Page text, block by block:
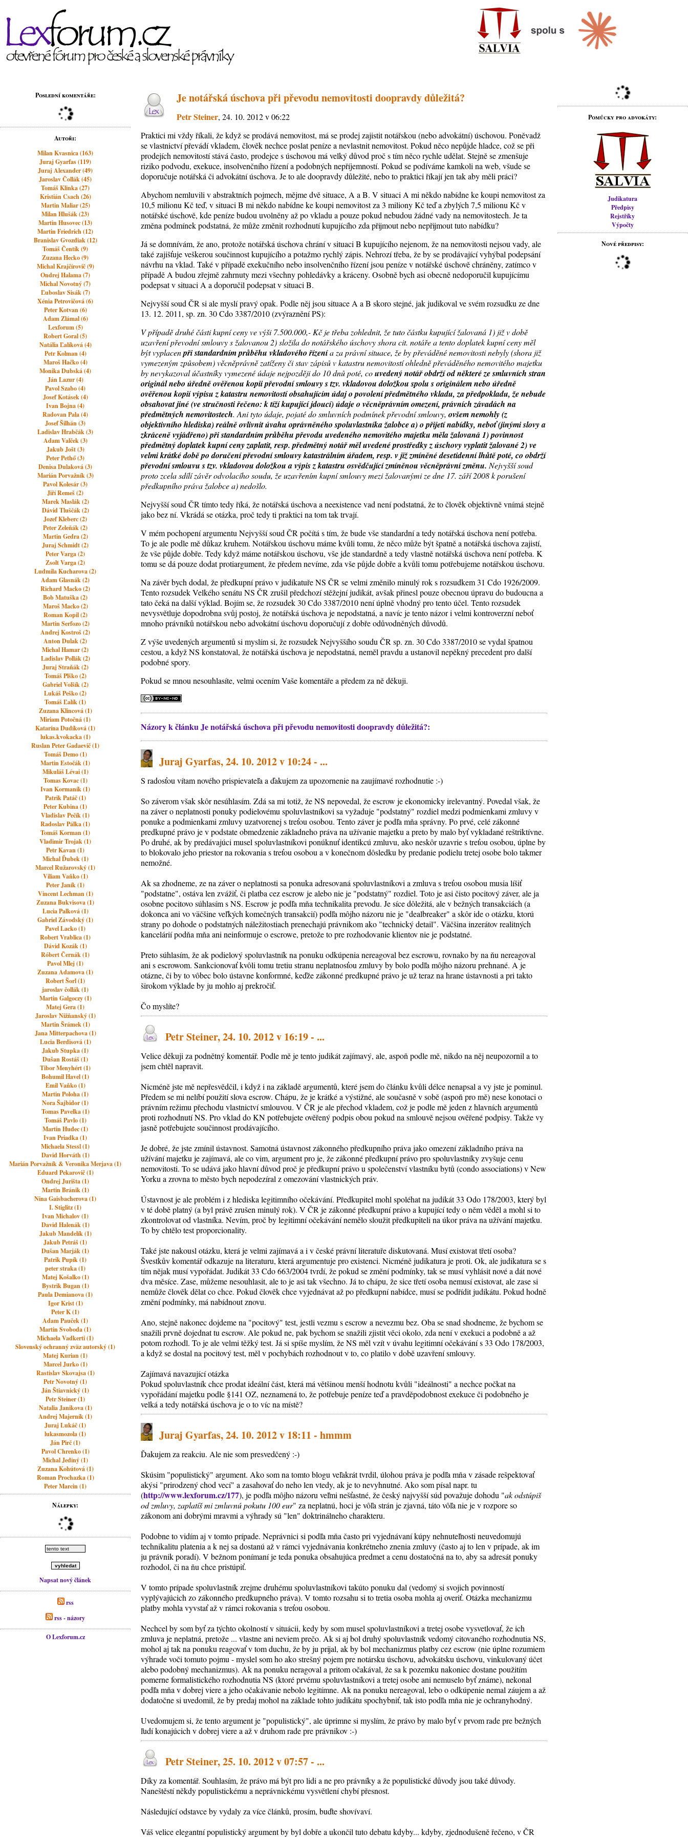
Poslední komentáře:
Autoři:
Milan Kvasnica (163)
Juraj Gyarfas (119)
Juraj Alexander (49)
Jaroslav Čollák (45)
Tomáš Klinka (27)
Kristián Csach (26)
Martin Maliar (25)
Milan Hlušák (23)
Martin Husovec (13)
Martin Friedrich (12)
Branislav Gvozdiak (12)
Tomáš Čentík (9)
Zuzana Hecko (9)
Michal Krajčírovič (9)
Ondrej Halama (7)
Michal Novotný (7)
Ľuboslav Sisák (7)
Xénia Petrovičová (6)
Peter Kotvan (6)
Adam Zlámal (6)
Lexforum (5)
Robert Goral (5)
Natália Ľalíková (4)
Petr Kolman (4)
Maroš Hačko (4)
Monika Dubská (4)
Ján Lazur (4)
Pavol Szabo (4)
Josef Kotásek (4)
Ivan Bojna (4)
Radovan Pala (4)
Josef Šilhán (3)
Ladislav Hrabčák (3)
Adam Valček (3)
Jakub Jošt (3)
Peter Pethő (3)
Denisa Dulaková (3)
Marián Porvažník (3)
Pavol Kolesár (3)
Jiří Remeš (2)
Marek Maslák (2)
Dávid Tluščák (2)
Jozef Kleberc (2)
Peter Zeleňák (2)
Martin Gedra (2)
Juraj Schmidt (2)
Peter Varga (2)
Zsolt Varga (2)
Ludmila Kucharova (2)
Adam Glasnák (2)
Richard Macko (2)
Bob Matuška (2)
Maroš Macko (2)
Roman Kopil (2)
Martin Serfozo (2)
Andrej Kostroš (2)
Anton Dulak (2)
Michal Hamar (2)
Ladislav Pollák (2)
Juraj Straňák (2)
Tomáš Plško (2)
Gabriel Volšík (2)
Lukáš Peško (2)
Tomáš Ľalík (1)
Zuzana Klincová (1)
Miriam Potočná (1)
Katarína Dudíková (1)
lukas.kvokacka (1)
Ruslan Peter Gadaevič (1)
Tomáš Demo (1)
Martin Estočák (1)
Mikuláš Lévai (1)
Tomas Kovac (1)
Ivan Kormaník (1)
Patrik Patáč (1)
Peter Kubina (1)
Vladislav Pečík (1)
Radoslav Pálka (1)
Tomáš Korman (1)
Vladimir Trojak (1)
Petr Kavan (1)
Michal Ďubek (1)
Marcel Ružarovský (1)
Viliam Vaňko (1)
Peter Janík (1)
Vincent Lechman (1)
Zuzana Bukvisova (1)
Lucia Palková (1)
Gabriel Závodský (1)
Pavel Lacko (1)
Robert Vrablica (1)
Dávid Kozák (1)
Róbert Černák (1)
Pavol Mlej (1)
Zuzana Adamova (1)
Robert Šorl (1)
jaroslav čollák (1)
Martin Galgoczy (1)
Matej Gera (1)
Jaroslav Nižňanský (1)
Martin Šrámek (1)
Jana Mitterpachova (1)
Lucia Berdisová (1)
Jakub Stupka (1)
Dušan Rostáš (1)
Tibor Menyhért (1)
Bohumil Havel (1)
Emil Vaňko (1)
Martin Poloha (1)
Nora Šajbidor (1)
Tomas Pavelka (1)
Tomáš Pavlo (1)
Martin Hudec (1)
Ivan Priadka (1)
Michaela Stessl (1)
David Horváth (1)
Marián Porvažník & Veronika Merjava (1)
Eduard Pekarovič (1)
Ondrej Jurišta (1)
Martin Bránik (1)
Nina Gaisbacherova (1)
I. Stiglitz (1)
Ivan Michalov (1)
David Halenák (1)
Jakub Mandelík (1)
Jakub Petráš (1)
Dušan Marják (1)
Patrik Pupík (1)
peter straka (1)
Matej Košalko (1)
Bystrik Bugan (1)
Paula Demianova (1)
Igor Krist (1)
Peter K (1)
Adam Pauček (1)
Martin Svoboda (1)
Michaela Vadkerti (1)
Slovenský ochranný zväz autorský (1)
Matej Kurian (1)
Marcel Jurko (1)
Rastislav Skovajsa (1)
Petr Novotný (1)
Ján Štiavnický (1)
Petr Steiner (1)
Natalia Janikova (1)
Andrej Majerník (1)
Juraj Lukáč (1)
lukasmozola (1)
Ján Pirč (1)
Pavol Chrenko (1)
Michal Jediný (1)
Zuzana Kohútová (1)
Roman Prochazka (1)
Peter Marcin (1)
Nálepky:
Napsat nový článek
rss
rss - názory
O Lexforum.cz
Pomůcky pro advokáty:
Judikatura
Předpisy
Rejstříky
Výpočty
Nové předpisy:
Je notářská úschova při převodu nemovitosti doopravdy důležitá?
Petr Steiner, 24. 10. 2012 v 06:22
Praktici mi vždy říkali, že když se prodává nemovitost, má se prodej zajistit notářskou (nebo advokátní) úschovou. Poněvadž
se vlastnictví převádí vkladem, člověk nechce poslat peníze a nevlastnit nemovitost. Pokud něco nepůjde hladce, což se při
prodejích nemovitostí stává často, prodejce s úschovou má velký důvod proč s tím něco rychle udělat. Stejně se zmenšuje
riziko podvodu, exekuce, insolvenčního řízení a podobných nepříjemností. Pokud se podíváme kamkoli na web, všude se
doporučuje notářská či advokátní úschova. Je to ale doopravdy důležité, nebo to praktici říkají jen tak aby měli práci?
Abychom nemluvili v abstraktních pojmech, mějme dvě situace, A a B. V situaci A mi někdo nabídne ke koupi nemovitost za
10,5 milionu Kč teď, v situaci B mi někdo nabídne ke koupi nemovitost za 3 miliony Kč teď a zbylých 7,5 milionu Kč v
notářské úschově, kde peníze budou uvolněny až po vkladu a pouze pokud nebudou žádné vady na nemovitostech. Je ta
změna podmínek podstatná, že může změnit rozhodnutí kupujícího zda přijmout nebo nepřijmout tuto nabídku?
Já se domnívám, že ano, protože notářská úschova chrání v situaci B kupujícího nejenom, že na nemovitosti nejsou vady, ale
také zajišťuje veškerou součinnost kupujícího a potažmo rychlý zápis. Nehrozí třeba, že by se prodávající vyhýbal podepsání
návrhu na vklad. Také v případě exekučního nebo insolvenčního řízení jsou peníze v notářské úschově chráněny, zatímco v
případě A budou zřejmě zahrnuty mezi všechny pohledávky a kráceny. Osobně bych asi obecně nedoporučil kupujícímu
podepsat v situaci A a doporučil podepsat v situaci B.
Nejvyšší soud ČR si ale myslí pravý opak. Podle něj jsou situace A a B skoro stejné, jak judikoval ve svém rozsudku ze dne
13. 12. 2011, sp. zn. 30 Cdo 3387/2010 (zvýraznění PS):
V případě druhé části kupní ceny ve výši 7.500.000,- Kč je třeba zohlednit, že tuto částku kupující žalovaná 1) již v době
uzavření převodní smlouvy s žalovanou 2) složila do notářského úschovy shora cit. notáře a tento doplatek kupní ceny měl
být vyplacenpři standardním průběhu vkladového řízenía za právní situace, že by převáděné nemovitosti nebyly (shora již
vymezeným způsobem) věcněprávně zatíženy či stav zápisů v katastru nemovitostí ohledně převáděného nemovitého majetku
by nevykazoval účastníky vymezené údaje nejpozději do 10 dnů poté, couvedený notář obdrží od některé ze smluvních stran
originál nebo úředně ověřenou kopii převodní smlouvy s tzv. vkladovou doložkou spolu s originálem nebo úředně
ověřenou kopií výpisu z katastru nemovitostí obsahujícím údaj o povolení předmětného vkladu, za předpokladu, že nebude
obsahovat jiné (ve stručnosti řečeno: k tíží kupující jdoucí) údaje o věcněprávním omezení, právních závadách na
předmětných nemovitostech. Ani tyto údaje, pojaté do smluvních podmínek převodní smlouvy,ovšem nemohly (z
objektivního hlediska) reálně ovlivnit úvahu oprávněného spoluvlastníka žalobce a) o přijetí nabídky, neboť (jinými slovy a
zkráceně vyjádřeno) přistandardním průběhu převodu uvedeného nemovitého majetku měla žalovaná 1) povinnost
předmětný doplatek kupní ceny zaplatit, resp. předmětný notář měl uvedené prostředky z úschovy vyplatit žalované 2) ve
velmi krátké době po doručení převodní smlouvy katastrálním úřadem, resp. v již zmíněné desetidenní lhůtě poté, co obdrží
převodní smlouvu s tzv. vkladovou doložkou a výpis z katastru osvědčující zmíněnou věcněprávní změnu. Nejvyšší soud
proto zcela sdílí závěr odvolacího soudu, že uzavřením kupní smlouvy mezi žalovanými ze dne 17. září 2008 k porušení
předkupního práva žalobce a) nedošlo.
Nejvyšší soud ČR tímto tedy říká, že notářská úschova a neexistence vad není podstatná, že to člověk objektivně vnímá stejně
jako bez ní. Vkrádá se otázka, proč tedy ti praktici na tom tak trvají.
V mém pochopení argumentu Nejvyšší soud ČR počítá s tím, že bude vše standardní a tedy notářská úschova není potřeba.
To je ale podle mě důkaz kruhem. Notářskou úschovu máme kvůli tomu, že něco může být špatně a notářská úschova zajistí,
že vše půjde dobře. Tedy když máme notářskou úschovu, vše jde standardně a tedy vlastně notářská úschova není potřeba. K
tomu se dá pouze dodat protiargument, že předem nevíme, zda vše půjde dobře a kvůli tomu potřebujeme notářskou úschovu.
Na závěr bych dodal, že předkupní právo v judikatuře NS ČR se velmi změnilo minulý rok s rozsudkem 31 Cdo 1926/2009.
Tento rozsudek Velkého senátu NS ČR zrušil předchozí stěžejní judikát, avšak přinesl pouze obecnou úpravu do budoucna a
tato čeká na další výklad. Bojím se, že rozsudek 30 Cdo 3387/2010 není úplně vhodný pro tento účel. Tento rozsudek
nevysvětluje dopodrobna svůj postoj, že notářská úschova je nepodstatná, a navíc je tento názor i velmi kontroverzní neboť
mnoho právníků notářskou nebo advokátní úschovu doporučují z dobře odůvodněných důvodů.
Z výše uvedených argumentů si myslím si, že rozsudek Nejvyššího soudu ČR sp. zn. 30 Cdo 3387/2010 se vydal špatnou
cestou, a když NS konstatoval, že notářská úschova je nepodstatná, neměl pravdu a ustanovil nepěkný precedent pro další
podobné spory.
Pokud se mnou nesouhlasíte, velmi ocením Vaše komentáře a předem za ně děkuji.
Názory k článku Je notářská úschova při převodu nemovitosti doopravdy důležitá?:
Juraj Gyarfas, 24. 10. 2012 v 10:24 - ...
S radosťou vítam nového prispievateľa a ďakujem za upozornenie na zaujímavé rozhodnutie :-)
So záverom však skôr nesúhlasím. Zdá sa mi totiž, že NS nepovedal, že escrow je ekonomicky irelevantný. Povedal však, že
na záver o neplatnosti ponuky podielovému spoluvlastníkovi sa vyžaduje "podstatný" rozdiel medzi podmienkami zmluvy v
ponuke a podmienkami zmluvy uzatvorenej s treťou osobou. Tento záver je podľa mňa správny. Po prvé, celé zákonné
predkupné právo je v podstate obmedzenie základneho práva na užívanie majetku a preto by malo byť vykladané reštriktívne.
Po druhé, ak by predávajúci musel spoluvlastníkovi ponúknuť identikcú zmluvu, ako neskôr uzavrie s treťou osobou, úplne by
to blokovalo jeho priestor na rokovania s treťou osobou a v konečnom dôsledku by predanie podielu tretej osobe bolo takmer
nemožné.
Ak sa zhodneme, ze na záver o neplatnosti sa ponuka adresovaná spoluvlastníkovi a zmluva s treťou osobou musia líšiť
"podstatne", ostáva len zvážiť, či platba cez escrow je alebo nie je "podstatný" rozdiel. Toto je asi čisto pocitový záver, ale ja
osobne pocitovo súhlasím s NS. Escrow je podľa mňa technikalita prevodu. Je síce dôležitá, ale v bežných transakciách (a
dokonca ani vo väčšine veľkých komečných transakcií) podľa môjho názoru nie je "dealbreaker" a skôr ide o otázku, ktorú
strany po dohode o podstatných náležitostiach prenechajú právnikom ako "technický detail". Väčšina inzerátov realitných
kancelárií podňa mňa ani neinformuje o escrowe, pretože to pre rozhodovanie klientov nie je podstatné.
Preto súhlasím, že ak podielový spoluvlastník na ponuku odkúpenia nereagoval bez escrowu, rovnako by na ňu nereagoval
ani s escrowom. Sankcionovať kvôli tomu tretiu stranu neplatnosťou zmluvy by bolo podľa môjho názoru prehnané. A je
otázne, či by to vôbec bolo ústavne konformné, keďže zákonné predkupné právo je už teraz na hrane ústavnosti a pri takto
širokom výklade by ju mohlo aj prekročiť.
Čo myslíte?
Petr Steiner, 24. 10. 2012 v 16:19 - ...
Velice děkuji za podnětný komentář. Podle mě je tento judikát zajímavý, ale, aspoň podle mě, nikdo na něj neupozornil a to
jsem chtěl napravit.
Nicméně jste mě nepřesvědčil, i když i na základě argumentů, které jsem do článku kvůli délce nenapsal a vy jste je pominul.
Předem se mi nelíbí použití slova escrow. Chápu, že je krátké a výstižné, ale současně v sobě (aspoň pro mě) nese konotaci o
právním režimu přechodu vlastnictví smlouvou. V ČR je ale přechod vkladem, což je podle mě jeden z hlavních argumentů
proti rozhodnutí NS. Pro vklad do KN potřebujete ověřený podpis obou pokud na smlouvě nejsou ověřené podpisy. Takže vy
jasně potřebujete součinnost prodávajícího.
Je dobré, že jste zmínil ústavnost. Samotná ústavnost zákonného předkupního práva jako omezení základního práva na
užívání majetku je zajímavá, ale co vim, argument pro je, že zákonné předkupní právo pro spoluvlastníky zvyšuje cenu
nemovitosti. To se udává jako hlavní důvod proč je předkupní právo u společenství vlastníku bytů (condo associations) v New
Yorku a zrovna to město bych nepodezíral z omezování vlastnických práv.
Ústavnost je ale problém i z hlediska legitimního očekávání. Předkupitel mohl spoléhat na judikát 33 Odo 178/2003, který byl
v té době platný (a byl právě zrušen minulý rok). V ČR je zákonné předkupní právo a kupující tedy o něm věděl a mohl si to
zkontrolovat od vlastníka. Nevím, proč by legitimní očekávání nemělo sloužit předkupiteli na úkor práva na užívání majetku.
To by chtělo test proporcionality.
Také jste nakousl otázku, která je velmi zajímavá a i v české právní literatuře diskutovaná. Musí existovat třetí osoba?
Švestkův komentář odkazuje na literaturu, která argumentuje pro existenci. Nicméně judikatura je proti. Ok, ale judikatura se s
tím nějak musí vypořádat. Judikát 33 Cdo 663/2004 tvrdí, že pokud se změní podmínky, tak se musí vyhlásit nové a dát nové
dva měsíce. Zase, můžeme nesouhlasit, ale to je asi tak všechno. Já to chápu, že sice třetí osoba nemusí existovat, ale zase si
nemůže člověk dělat co chce. Pokud člověk chce vyjednávat až po předkupní nabídce, musí se podřídit judikátu. Pokud hodně
změní podmínky, má nabídnout znovu.
Ano, stejně nakonec dojdeme na "pocitový" test, jestli vezmu s escrow a nevezmu bez. Oba se snad shodneme, že bychom se
snažili prvně dojednat tu escrow. Ale pokud ne, pak bychom se snažili zjistit věci okolo, zda není v exekuci a podobně a až
potom rozhodl. To je ale velmi těžký test. Já si spíše myslím, že NS měl vzít v úvahu legitimní očekávání s 33 Odo 178/2003,
a když se dostal na pocitový test, měl v pochybách rozhodnout v to, co platilo v době uzavření smlouvy.
Zajímavá navazující otázka
Pokud spoluvlastník chce prodat ideální část, která má většinou menší hodnotu kvůli "ideálnosti" a nechce počkat na
vypořádání majetku podle §141 OZ, neznamená to, že potřebuje peníze teď a pravděpodobnost exekuce či podobného je
velká a tedy notářská úschova je o to víc na místě?
Juraj Gyarfas, 24. 10. 2012 v 18:11 - hmmm
Ďakujem za reakciu. Ale nie som presvedčený :-)
Skúsim "populistický" argument. Ako som na tomto blogu veľakrát tvrdil, úlohou práva je podľa mňa v zásade rešpektovať
akýsi "prirodzený chod vecí" a zasahovať do neho len vtedy, ak je to nevyhnutné. Ako som písal napr. tu
(http://www.lexforum.cz/177), je podľa môjho názoru veľmi nešťastné, že český najvyšší súd považuje dohodu "ak odstúpiš
od zmluvy, zaplatíš mi zmluvnú pokutu 100 eur" za neplatnú, hoci je vôľa strán je zjavná, táto vôľa nie je v rozpore so
zákonom ani dobrými mravmi a výhrady sú "len" doktrinálneho charakteru.
Podobne to vidím aj v tomto prípade. Neprávnici si podľa mňa často pri vyjednávaní kúpy nehnuteľnosti neuvedomujú
technikalitu platenia a k nej sa dostanú až v rámci vyjednávania konkrétneho znenia zmluvy (často aj to len v prípade, ak im
ju právnik poradí). V bežnom ponímaní je teda ponuka obsahujúca predmet a cenu dostatočná na to, aby sa adresát ponuky
rozhodol, či na ňu chce pristúpiť.
V tomto prípade spoluvlastník zrejme druhému spoluvlastníkovi takúto ponuku dal (vedomý si svojich povinností
vyplývajúcich zo zákonného predkupného práva). V tomto rozsahu si to tretia osoba mohla aj overiť. Otázka mechanizmu
platby mohla vyvstať až v rámci rokovania s treťou osobou.
Nechcel by som byť za týchto okolností v situácii, kedy by som musel spoluvlastníkovi a tretej osobe vysvetlovať, že ich
zmluva je neplatná, pretože ... vlastne ani neviem prečo. Ak si aj bol druhý spoluvlastník vedomý citovaného rozhodnutia NS,
mohol aj tak na ponuku reagovať v tom duchu, že by ju prijal, ak by bol mechanizmus platby cez escrow (nie úplne rozumiem
výhrade voči tomuto pojmu - myslel som ho ako strešný pojem pre notársku úschovu, advokátsku úschovu, vinkulovaný účet
alebo podobný mechanizmus). Ak na ponuku neragoval a pritom očakával, že sa k pozemku nakoniec dostane použitím
pomerne formalistického rozhodnutia NS (ktoré prvému spoluvlastníkovi a tretej osobe ani nemuselo byť známe), nekonal
podľa mňa v dobrej viere a jeho očakávanie nebolo legitímne. Ak na ponuku nereagoval, lebo o odkúpenie nemal záujem a až
dodatočne si uvedomil, že by predaj mohol na základe tohto judikátu spochybniť, tak isto podľa mňa nie je ochranyhodný.
Uvedomujem si, že tento argument je "populistický", ale úprimne si myslím, že právo by malo byť v prvom rade pre bežných
ľudí konajúcich v dobrej viere a až v druhom rade pre právnikov :-)
Petr Steiner, 25. 10. 2012 v 07:57 - ...
Díky za komentář. Souhlasím, že právo má být pro lidi a ne pro právníky a že populistické důvody jsou také důvody.
Naneštěstí někdy populistickému a neprávnickému vysvětlení chybí přesnost.
Následující odstavce by vydaly za více článků, prosím, buďte shovívaví.
Váš velice elegantní populistický argument by byl dobře a ukončil tuto debatu kdyby... kdyby, zjednodušeně řečeno, v ČR